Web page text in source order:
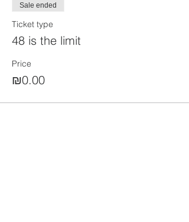
Sale ended
Ticket type
48 is the limit
Price
₪0.00